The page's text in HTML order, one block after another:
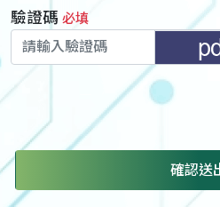
驗證碼 必填
確認送